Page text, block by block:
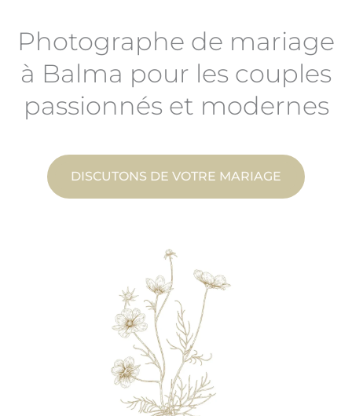
Photographe de mariage
à Balma pour les couples
passionnés et modernes
DISCUTONS DE VOTRE MARIAGE